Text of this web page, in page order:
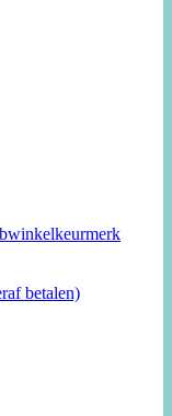
betalen)